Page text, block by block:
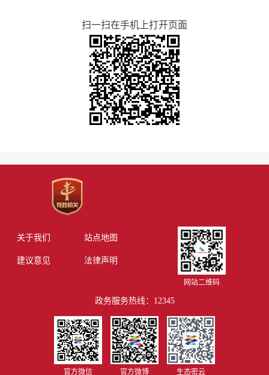
扫一扫在手机上打开页面
关于我们 站点地图
建议意见 法律声明
网站二维码
政务服务热线：12345
官方微信 官方微博 生态密云